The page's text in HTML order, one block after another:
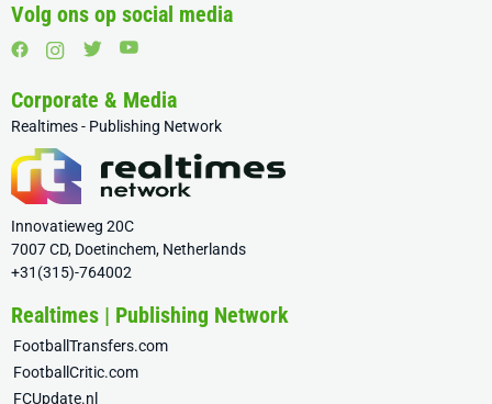
Volg ons op social media
Corporate & Media
Realtimes - Publishing Network
Innovatieweg 20C
7007 CD, Doetinchem, Netherlands
+31(315)-764002
Realtimes | Publishing Network
FootballTransfers.com
FootballCritic.com
FCUpdate.nl